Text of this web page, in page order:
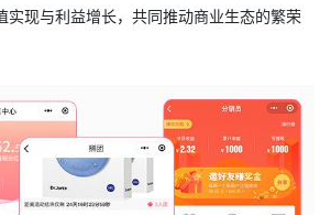
实现与利益增长，共同推动商业生态的繁荣